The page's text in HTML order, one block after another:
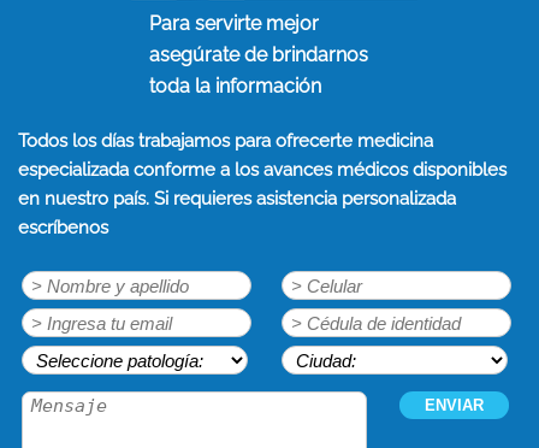
Para servirte mejor
asegúrate de brindarnos
toda la información
Todos los días trabajamos para ofrecerte medicina
especializada conforme a los avances médicos disponibles
en nuestro país. Si requieres asistencia personalizada
escríbenos